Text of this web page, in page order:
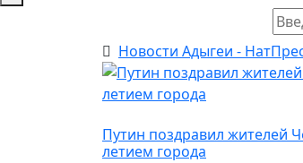
Новости Адыгеи -
Путин поздравил жителей
летием города